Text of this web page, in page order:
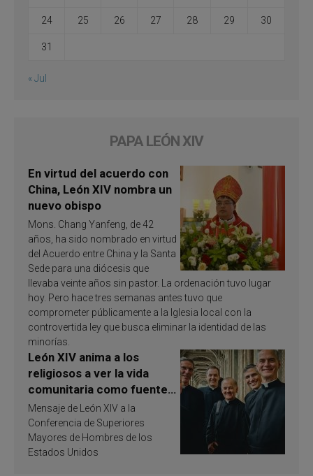
24 25 26 27 28 29 30
31
« Jul
PAPA LEÓN XIV
En virtud del acuerdo con
China, León XIV nombra un
nuevo obispo
Mons. Chang Yanfeng, de 42
años, ha sido nombrado en virtud
del Acuerdo entre China y la Santa
Sede para una diócesis que
llevaba veinte años sin pastor. La ordenación tuvo lugar
hoy. Pero hace tres semanas antes tuvo que
comprometer públicamente a la Iglesia local con la
controvertida ley que busca eliminar la identidad de las
minorías.
León XIV anima a los
religiosos a ver la vida
comunitaria como fuente
de inspiración y
santificación
Mensaje de León XIV a la
Conferencia de Superiores
Mayores de Hombres de los
Estados Unidos